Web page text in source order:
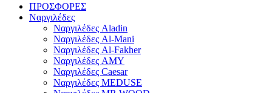
ΠΡΟΣΦΟΡΕΣ
Ναργιλέδες
Ναργιλέδες Aladin
Ναργιλέδες Al-Mani
Ναργιλέδες Al-Fakher
Ναργιλέδες AΜΥ
Ναργιλέδες Caesar
Ναργιλέδες MEDUSE